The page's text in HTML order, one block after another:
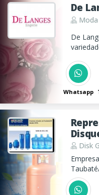
De
Moda
De
vendas
conosco.
Whatsapp
Disk
Taubaté/SP
Autorizada